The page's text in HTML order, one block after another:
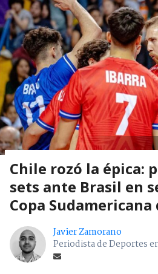
Chile rozó la épica:
sets ante Brasil en
Copa
Javier Zamorano
Periodista de Deportes